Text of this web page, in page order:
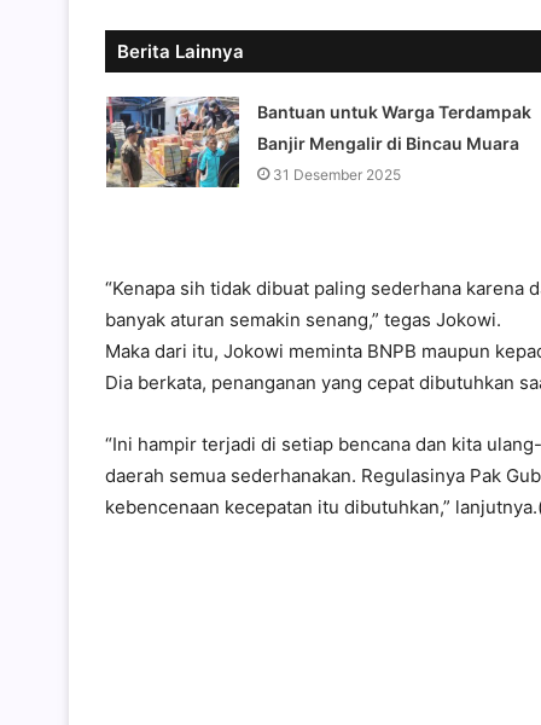
Berita Lainnya
Bantuan untuk Warga Terdampak
Banjir Mengalir di Bincau Muara
31 Desember 2025
“Kenapa sih tidak dibuat paling sederhana karena
banyak aturan semakin senang,” tegas Jokowi.
Maka dari itu, Jokowi meminta BNPB maupun
Dia berkata, penanganan yang cepat dibutuhkan
“Ini hampir terjadi di setiap bencana dan kita
daerah semua sederhanakan. Regulasinya Pak
kebencenaan kecepatan itu dibutuhkan,”